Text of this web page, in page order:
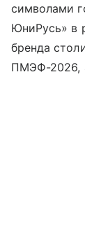
символами
ЮниРусь» в
бренда
ПМЭФ-2026,